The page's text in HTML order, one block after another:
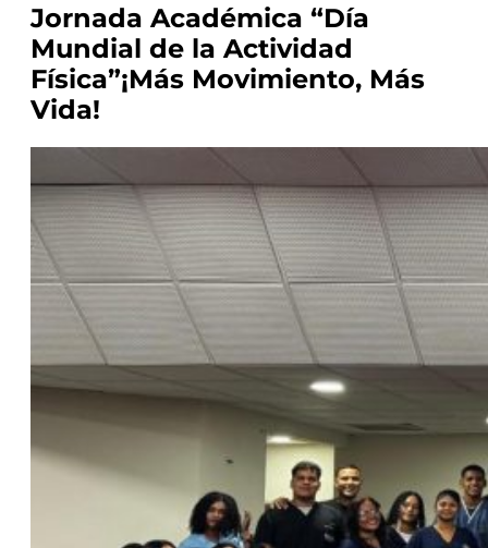
Jornada Académica “Día
Mundial de la Actividad
Física”¡Más Movimiento, Más
Vida!